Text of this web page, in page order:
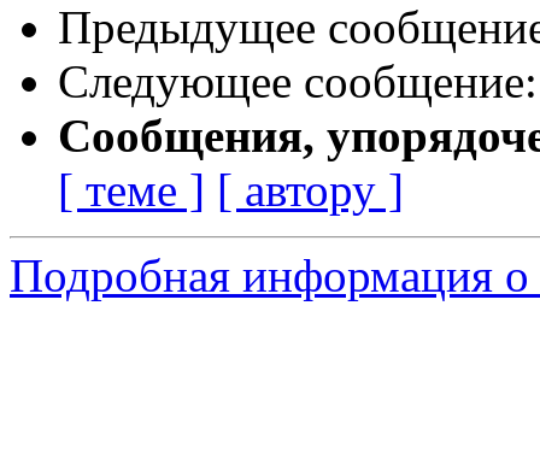
Предыдущее
Следующее
Сообщения,
[ теме ] [ автору ]
Подробная информация о